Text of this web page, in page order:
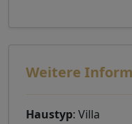
Weitere
Haustyp: Villa